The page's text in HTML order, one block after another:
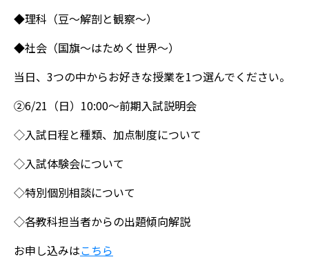
◆理科（豆～解剖と観察～）
◆社会（国旗～はためく世界～）
当日、3つの中からお好きな授業を1つ選んでください。
②6/21（日）10:00～前期入試説明会
◇入試日程と種類、加点制度について
◇入試体験会について
◇特別個別相談について
◇各教科担当者からの出題傾向解説
お申し込みはこちら